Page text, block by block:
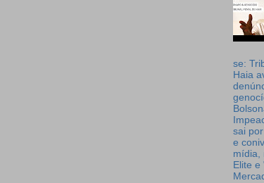
se:
Haia
sai
e
mídia,
Elite e